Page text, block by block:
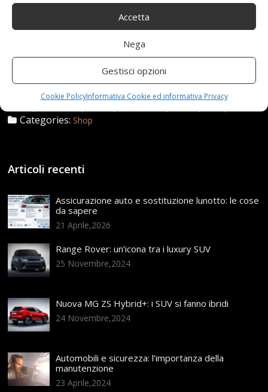
Accetta
Nega
Gestisci opzioni
Cookie PolicyInformativa Cookie ed informativa Privacy
redazione
Allabrasione,Allargati,Antiscivolo,Durevoli,Esterni,
Gonfiabili,Interni,PNEUMATICI ,Pollici,Resistenti
Categories: Shop
Articoli recenti
Assicurazione auto e sostituzione lunotto: le cose
da sapere
21 Aprile,2026
Range Rover: un’icona tra i luxury SUV
25 Novembre,2024
Nuova MG ZS Hybrid+: i SUV si fanno ibridi
24 Novembre,2024
Automobili e sicurezza: l’importanza della
manutenzione
23 Aprile,2024